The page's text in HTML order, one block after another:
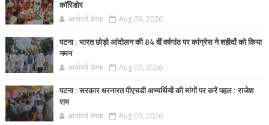
कॉरिडोर
आर्यावर्त डेस्क Aug 09, 2026
पटना : भारत छोड़ो आंदोलन की 84 वीं वर्षगांठ पर कांग्रेस ने शहीदों को किया
नमन
आर्यावर्त डेस्क Aug 09, 2026
पटना : सरकार धरनारत पीएचडी अभ्यर्थियों की मांगों पर करें पहल : राजेश
राम
आर्यावर्त डेस्क Aug 09, 2026